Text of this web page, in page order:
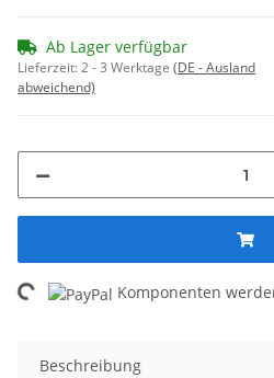
Ab Lager verfügbar
Lieferzeit:2 - 3 Werktage (DE - Ausland
abweichend)
Komponenten
Beschreibung